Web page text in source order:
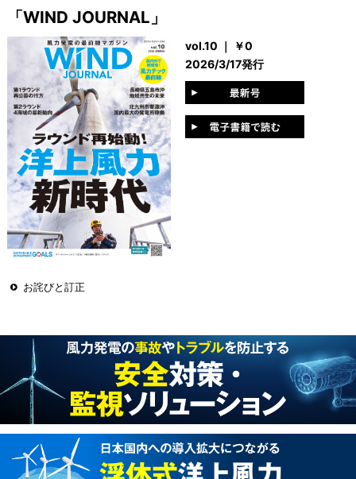
「WIND JOURNAL」
vol.10 ｜ ￥0
2026/3/17発行
お詫びと訂正